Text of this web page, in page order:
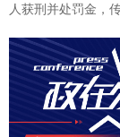
人获刑并处罚金，